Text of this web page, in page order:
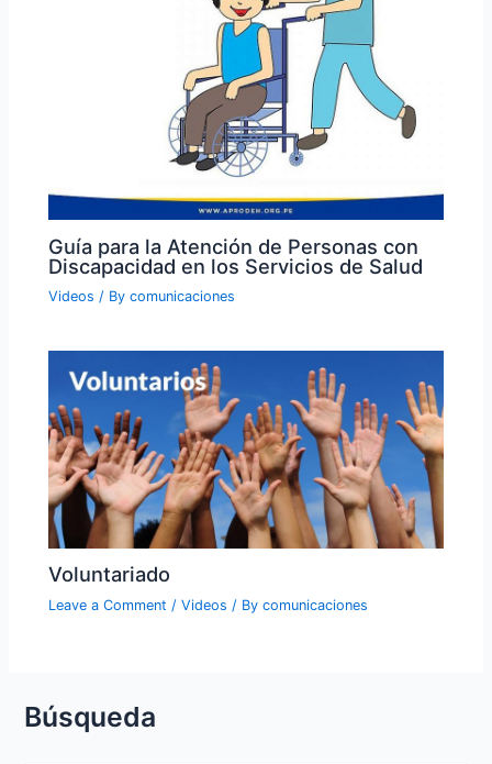
Guía para la Atención de Personas con
Discapacidad en los Servicios de Salud
Videos / Bycomunicaciones
Voluntariado
Leave a Comment /Videos / Bycomunicaciones
Búsqueda